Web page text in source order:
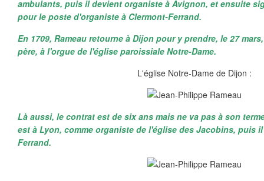
ambulants, puis il devient organiste à Avignon, et ensuite
pour le poste d'organiste à Clermont-Ferrand.
En 1709, Rameau retourne à Dijon pour y prendre, le 27
père, à l'orgue de l'église paroissiale Notre-Dame.
L'église Notre-Dame de Dijon :
Là aussi, le contrat est de six ans mais ne va pas à son
est à Lyon, comme organiste de l'église des Jacobins, puis
Ferrand.